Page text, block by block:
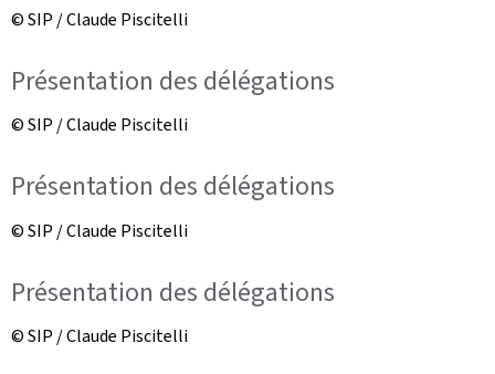
© SIP / Claude Piscitelli
Présentation des délégations
© SIP / Claude Piscitelli
Présentation des délégations
© SIP / Claude Piscitelli
Présentation des délégations
© SIP / Claude Piscitelli